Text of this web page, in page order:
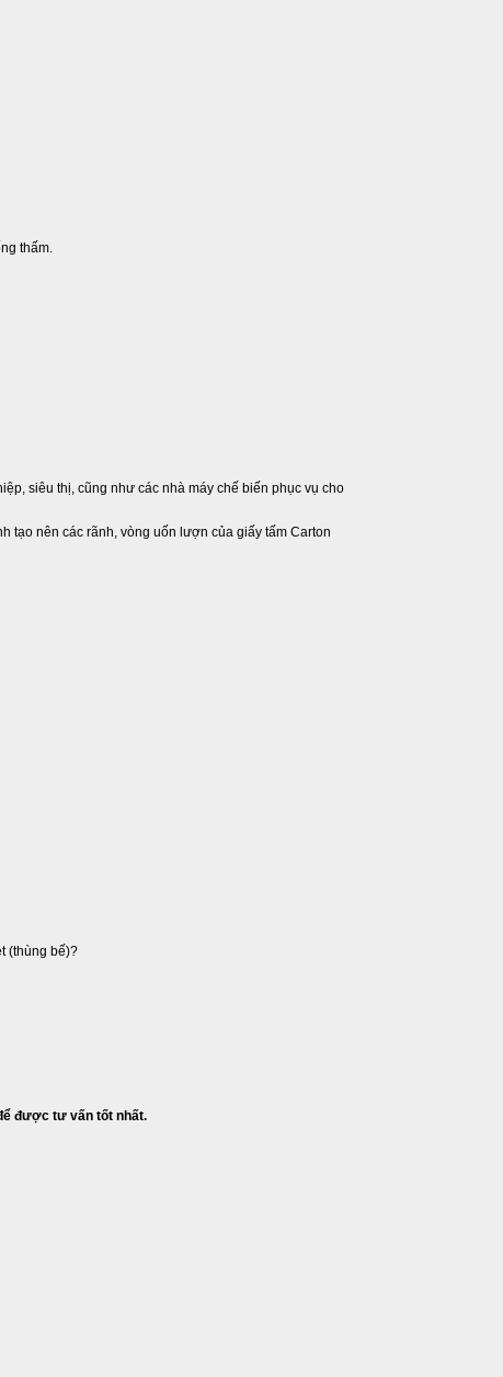
thấm.
siêu thị, cũng như các nhà máy chế biến phục vụ cho
tạo nên các rãnh, vòng uốn lượn của giấy tấm Carton
(thùng bế)?
được tư vấn tốt nhất.